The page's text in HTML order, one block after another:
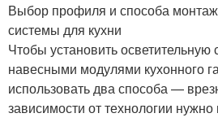
Выбор профиля и способа
системы для кухни
Чтобы установить осветительную
навесными модулями кухонного
использовать два способа —
зависимости от технологии